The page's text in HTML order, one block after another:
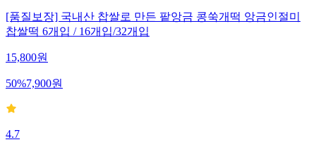
[품질보장] 국내산 찹쌀로 만든 팥앙금 콩쑥개떡 앙금인절미
찹쌀떡 6개입 / 16개입/32개입
15,800원
50%7,900원
4.7